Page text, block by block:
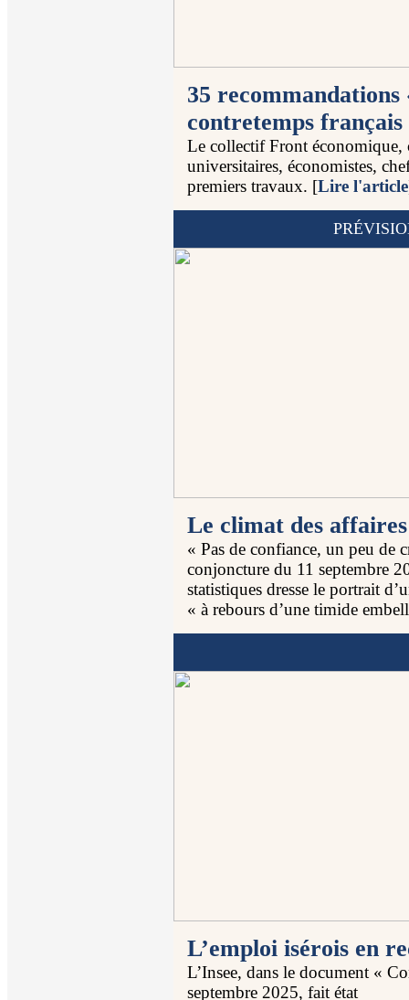
35
contretemps français
Le collectif Front économique,
universitaires, économistes,
premiers travaux. [Lire l'article
Le climat des
« Pas de confiance, un peu de
conjoncture du 11 septembre
statistiques dresse le portrait
« à rebours d’une timide
L’emploi isérois en
L’Insee, dans le document «
septembre 2025, fait état